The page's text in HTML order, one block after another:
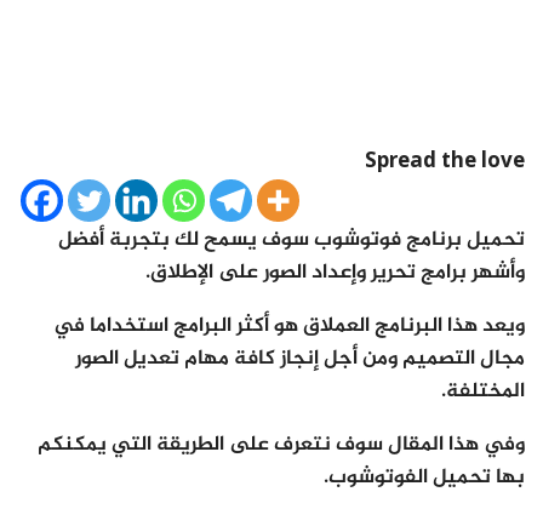
Spread the love
تحميل برنامج فوتوشوب سوف يسمح لك بتجربة أفضل
وأشهر برامج تحرير وإعداد الصور على الإطلاق.
ويعد هذا البرنامج العملاق هو أكثر البرامج استخداما في
مجال التصميم ومن أجل إنجاز كافة مهام تعديل الصور
المختلفة.
وفي هذا المقال سوف نتعرف على الطريقة التي يمكنكم
بها تحميل الفوتوشوب.